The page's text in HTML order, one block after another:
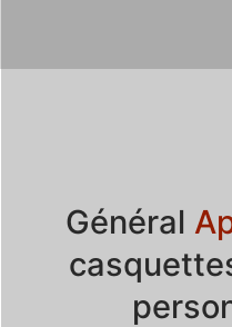
Général